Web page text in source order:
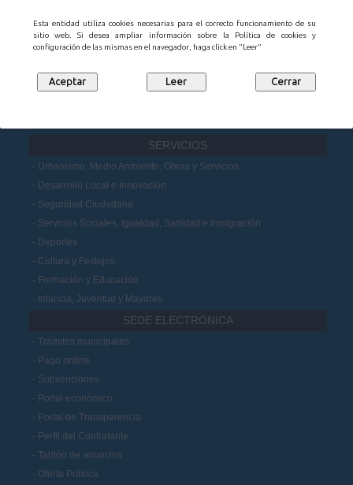
Esta entidad utiliza cookies necesarias para el correcto funcionamiento de su
sitio web. Si desea ampliar información sobre la Política de cookies y
configuración de las mismas en el navegador, haga click en "Leer"
MUNICIPIO
Noticias
Mapa Empresarial
SERVICIOS
Urbanismo, Medio Ambiente, Obras y Servicios
Desarrollo Local e Innovación
Seguridad Ciudadana
Servicios Sociales, Igualdad, Sanidad e Inmigración
Deportes
Cultura y Festejos
Formación y Educación
Infancia, Juventud y Mayores
SEDE ELECTRÓNICA
Trámites municipales
Pago online
Subvenciones
Portal económico
Portal de Transparencia
Perfil del Contratante
Tablón de anuncios
Oferta Pública